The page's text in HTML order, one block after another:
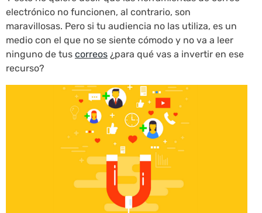
electrónico no funcionen, al contrario, son
maravillosas. Pero si tu audiencia no las utiliza, es un
medio con el que no se siente cómodo y no va a leer
ninguno de tus correos ¿para qué vas a invertir en ese
recurso?